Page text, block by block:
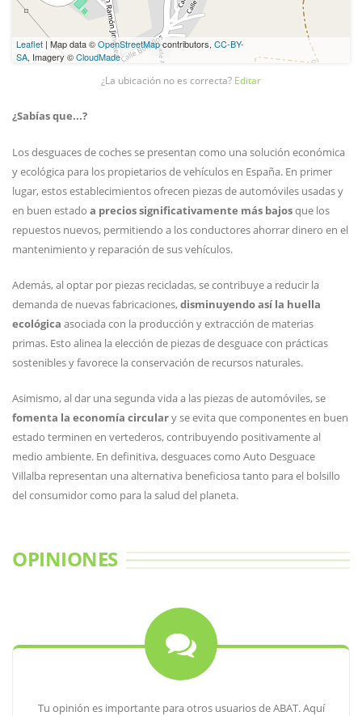
Leaflet | Map data ©OpenStreetMapcontributors, CC-BY-
SA, Imagery ©CloudMade
¿La ubicación no es correcta? Editar
¿Sabías que...?
Los desguaces de coches se presentan como una solución económica
y ecológica para los propietarios de vehículos en España. En primer
lugar, estos establecimientos ofrecen piezas de automóviles usadas y
en buen estado a precios significativamente más bajosque los
repuestos nuevos, permitiendo a los conductores ahorrar dinero en el
mantenimiento y reparación de sus vehículos.
Además, al optar por piezas recicladas, se contribuye a reducir la
demanda de nuevas fabricaciones,disminuyendo así la huella
ecológica asociada con la producción y extracción de materias
primas. Esto alinea la elección de piezas de desguace con prácticas
sostenibles y favorece la conservación de recursos naturales.
Asimismo, al dar una segunda vida a las piezas de automóviles, se
fomenta la economía circulary se evita que componentes en buen
estado terminen en vertederos, contribuyendo positivamente al
medio ambiente. En definitiva, desguaces como Auto Desguace
Villalba representan una alternativa beneficiosa tanto para el bolsillo
del consumidor como para la salud del planeta.
OPINIONES
Tu opinión es importante para otros usuarios de ABAT. Aquí